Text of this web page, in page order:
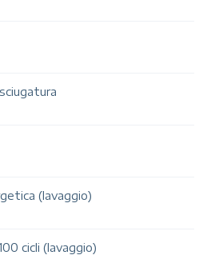
(lavaggio)
cicli (lavaggio)